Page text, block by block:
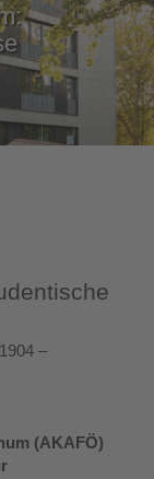
–
(AKAFÖ)